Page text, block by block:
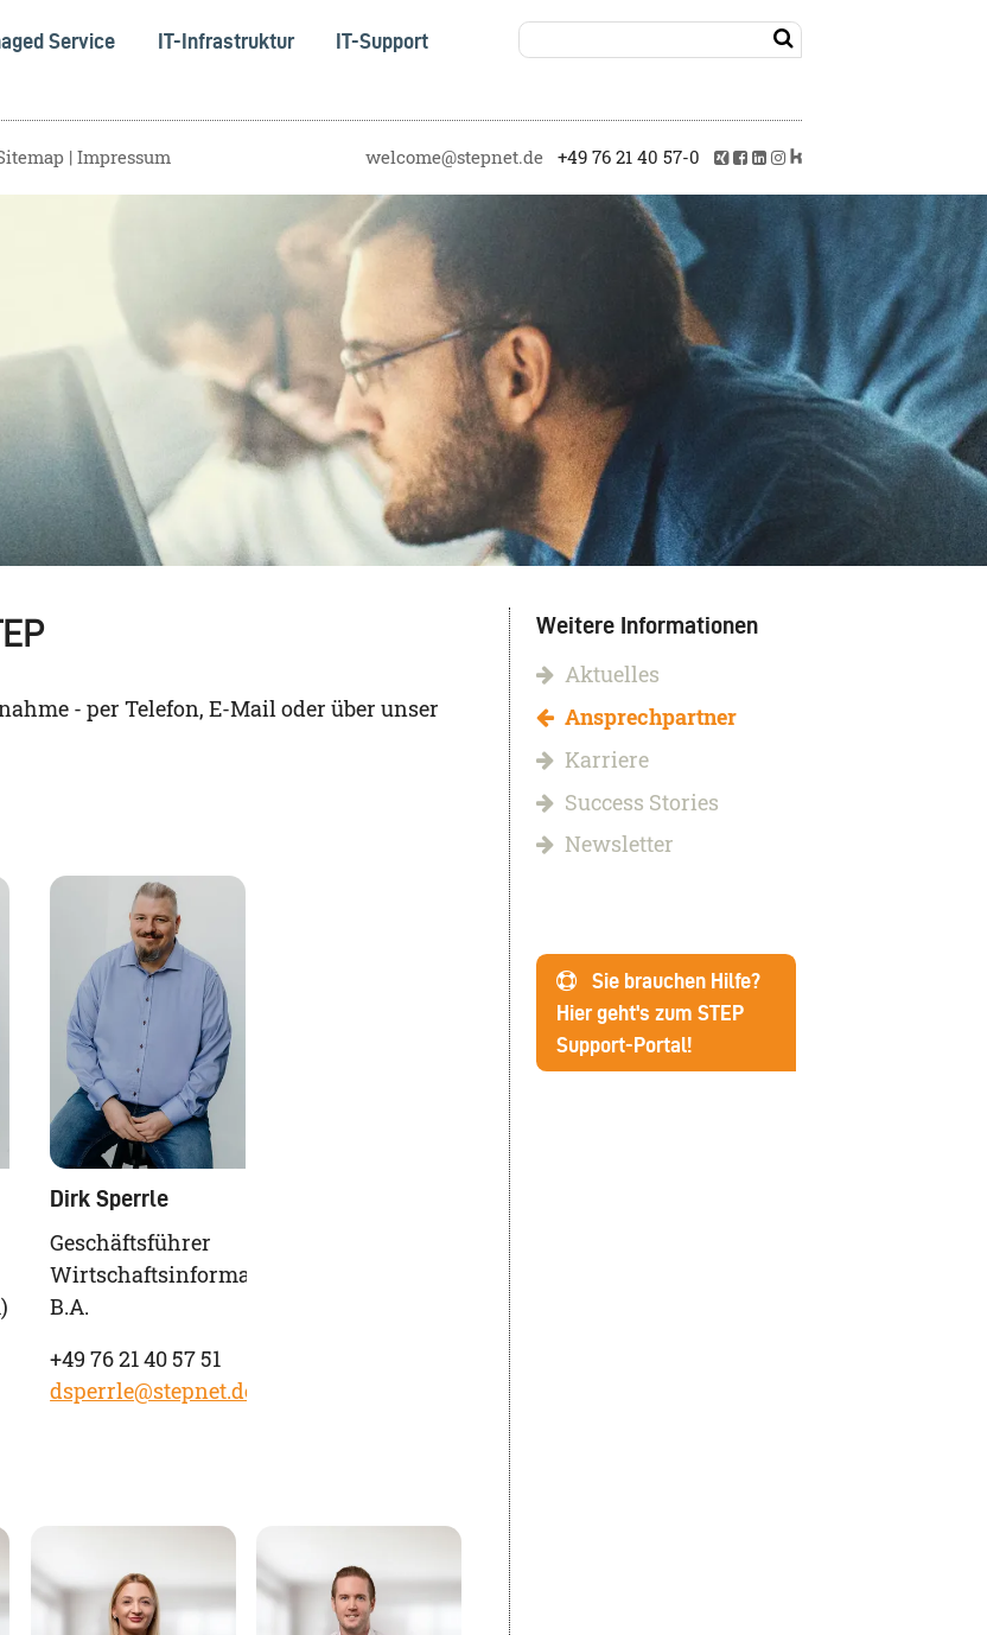
Service IT-Infrastruktur
IT-Support

Impressum welcome@stepnet.de +49 76 21 40 57-0
- per Telefon, E-Mail oder über unser
Dirk Sperrle
Geschäftsführer
Wirtschaftsinformatiker
B.A.
+49 76 21 40 57 51
dsperrle@stepnet.de
Weitere Informationen
Aktuelles
Ansprechpartner
Karriere
Success Stories
Newsletter
Sie brauchen Hilfe?
Hier geht's zum STEP
Support-Portal!